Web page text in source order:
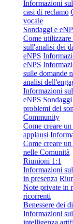
Informazioni
casi di reclamo
vocale
Sondaggi e
Come
sull'analisi dei
eNPS
eNPS
sulle domande
analisi
Informazioni
eNPS
problemi del
Community
Come creare un
applausi
Come creare
nelle Comunità
Riunioni 1:1
Informazioni
in presenza
Note private in
ricorrenti
Benessere dei
Informazioni
intelligenza